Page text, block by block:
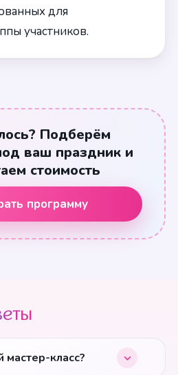
для
участников.
Подберём
ваш праздник и
стоимость
программу
мастер-класс?